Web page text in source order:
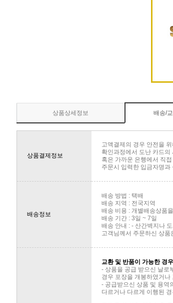
상품상세정보 배송/
상품결제정보
고액결제의 경우 안전을
확인과정에서 도난 카드
혹은 가까운 은행에서 직
주문시 입력한 입금자명
배송정보
배송 방법 : 택배
배송 지역 : 전국지역
배송 비용 : 개별배송상품
배송 기간 : 3일 ~ 7일
배송 안내 : - 산간벽지나
고객님께서 주문하신 상
교환 및 반품이 가능한 경우
- 상품을 공급 받으신 날로
경우 포장을 개봉하였거
- 공급받으신 상품 및 용역
다르거나 다르게 이행된